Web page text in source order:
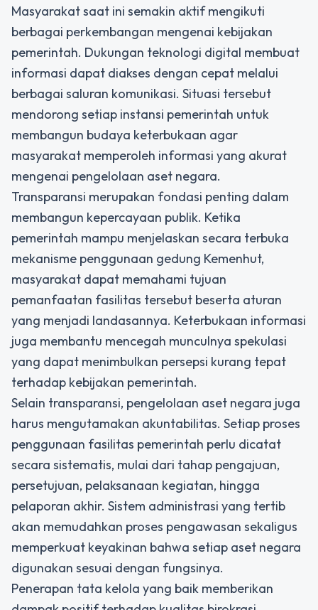
Masyarakat saat ini semakin aktif mengikuti
berbagai perkembangan mengenai kebijakan
pemerintah. Dukungan teknologi digital membuat
informasi dapat diakses dengan cepat melalui
berbagai saluran komunikasi. Situasi tersebut
mendorong setiap instansi pemerintah untuk
membangun budaya keterbukaan agar
masyarakat memperoleh informasi yang akurat
mengenai pengelolaan aset negara.
Transparansi merupakan fondasi penting dalam
membangun kepercayaan publik. Ketika
pemerintah mampu menjelaskan secara terbuka
mekanisme penggunaan gedung Kemenhut,
masyarakat dapat memahami tujuan
pemanfaatan fasilitas tersebut beserta aturan
yang menjadi landasannya. Keterbukaan informasi
juga membantu mencegah munculnya spekulasi
yang dapat menimbulkan persepsi kurang tepat
terhadap kebijakan pemerintah.
Selain transparansi, pengelolaan aset negara juga
harus mengutamakan akuntabilitas. Setiap proses
penggunaan fasilitas pemerintah perlu dicatat
secara sistematis, mulai dari tahap pengajuan,
persetujuan, pelaksanaan kegiatan, hingga
pelaporan akhir. Sistem administrasi yang tertib
akan memudahkan proses pengawasan sekaligus
memperkuat keyakinan bahwa setiap aset negara
digunakan sesuai dengan fungsinya.
Penerapan tata kelola yang baik memberikan